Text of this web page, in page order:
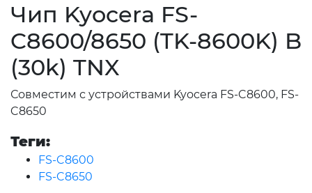
Чип Kyocera FS-
C8600/8650 (TK-8600K) B
(30k) TNX
Совместим с устройствами Kyocera FS-C8600, FS-
C8650
Теги:
FS-C8600
FS-C8650